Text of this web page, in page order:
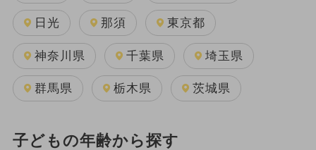
日光 那須 東京都
神奈川県 千葉県 埼玉県
群馬県 栃木県 茨城県
子どもの年齢から探す